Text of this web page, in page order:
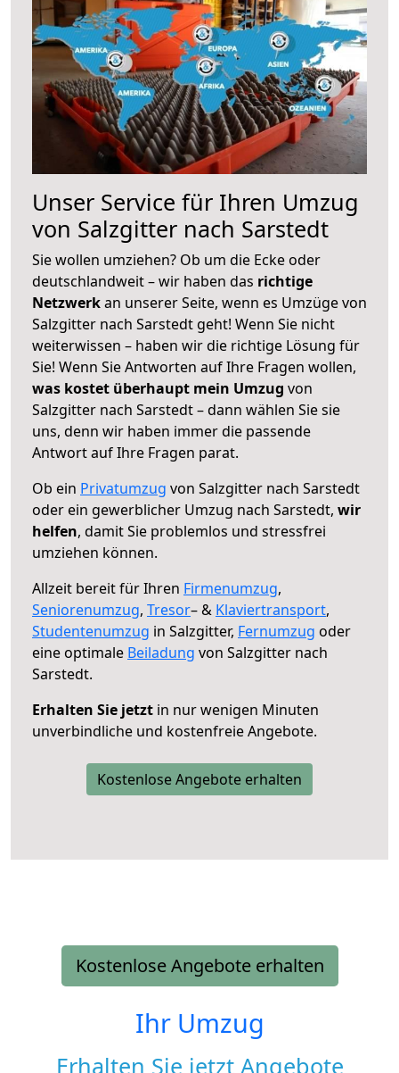
Unser Service für Ihren Umzug
von Salzgitter nach Sarstedt
Sie wollen umziehen? Ob um die Ecke oder
deutschlandweit – wir haben das richtige
Netzwerkan unserer Seite, wenn es Umzüge von
Salzgitter nach Sarstedt geht! Wenn Sie nicht
weiterwissen – haben wir die richtige Lösung für
Sie! Wenn Sie Antworten auf Ihre Fragen wollen,
was kostet überhaupt mein Umzug von
Salzgitter nach Sarstedt – dann wählen Sie sie
uns, denn wir haben immer die passende
Antwort auf Ihre Fragen parat.
Ob ein Privatumzug von Salzgitter nach Sarstedt
oder ein gewerblicher Umzug nach Sarstedt, wir
helfen, damit Sie problemlos und stressfrei
umziehen können.
Allzeit bereit für Ihren Firmenumzug,
Seniorenumzug, Tresor– & Klaviertransport,
Studentenumzug in Salzgitter, Fernumzug oder
eine optimale Beiladung von Salzgitter nach
Sarstedt.
Erhalten Sie jetzt in nur wenigen Minuten
unverbindliche und kostenfreie Angebote.
Kostenlose Angebote erhalten
Kostenlose Angebote erhalten
Ihr Umzug
Erhalten Sie jetzt Angebote